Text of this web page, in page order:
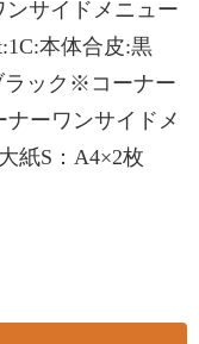
サイドメニュー
本体合皮:黒
ラック※コーナー
ーワンサイドメ
紙S：A4×2枚